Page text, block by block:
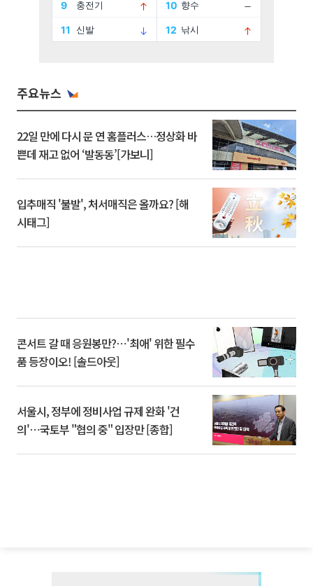
주요뉴스
22일 만에 다시 문 연 홈플러스…정상화 바
쁜데 재고 없어 ‘발동동’[가보니]
입추매직 '불발', 처서매직은 올까요? [해
시태그]
콘서트 갈 때 응원봉만?⋯'최애' 위한 필수
품 등장이오! [솔드아웃]
서울시, 정부에 정비사업 규제 완화 '건
의'⋯국토부 "협의 중" 입장만 [종합]